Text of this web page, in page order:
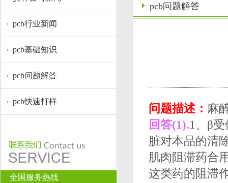
pcb行业新闻
pcb基础知识
pcb问题解答
pcb快速打样
全国服务热线
pcb问题解答
问题描述： 麻
回答(1).1、β
脏对本品的清
肌肉阻滞药合
这类药的阻滞